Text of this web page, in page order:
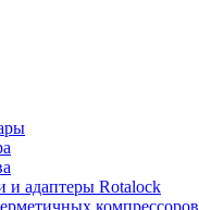
и адаптеры Rotalock
компрессоров